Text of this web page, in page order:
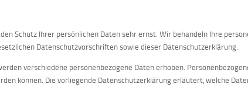
Schutz Ihrer persönlichen Daten sehr ernst. Wir behandeln Ihre
Datenschutzvorschriften sowie dieser Datenschutzerklärung.
verschiedene personenbezogene Daten erhoben.
können. Die vorliegende Datenschutzerklärung erläutert, welche